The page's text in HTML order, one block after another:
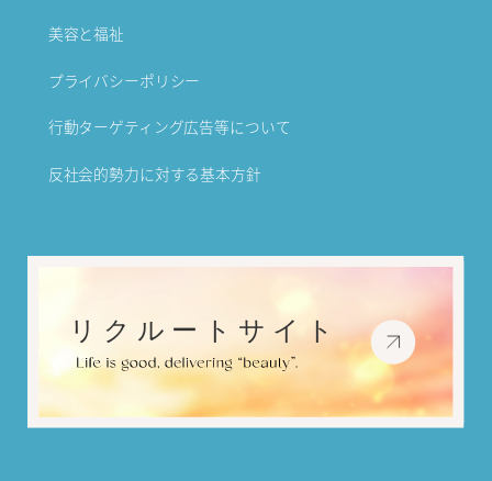
美容と福祉
プライバシーポリシー
行動ターゲティング広告等について
反社会的勢力に対する基本方針